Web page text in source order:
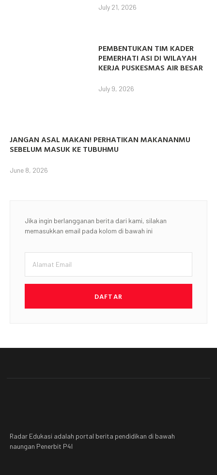
July 21, 2026
PEMBENTUKAN TIM KADER
PEMERHATI ASI DI WILAYAH
KERJA PUSKESMAS AIR BESAR
July 9, 2026
JANGAN ASAL MAKAN! PERHATIKAN MAKANANMU
SEBELUM MASUK KE TUBUHMU
June 8, 2026
Jika ingin berlangganan berita dari kami, silakan
memasukkan email pada kolom di bawah ini
DAFTAR
Radar Edukasi adalah portal berita pendidikan di bawah
naungan Penerbit P4I